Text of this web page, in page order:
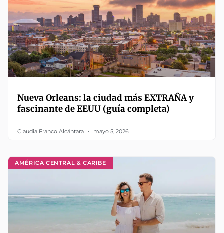
Nueva Orleans: la ciudad más EXTRAÑA y
fascinante de EEUU (guía completa)
Claudia Franco Alcántara mayo 5, 2026
AMÉRICA CENTRAL & CARIBE